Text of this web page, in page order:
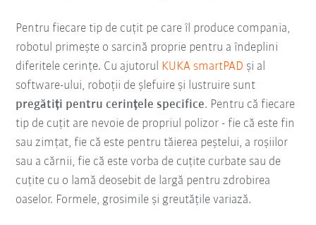
Pentru fiecare tip de cuțit pe care îl produce compania,
robotul primește o sarcină proprie pentru a îndeplini
diferitele cerințe. Cu ajutorul
KUKA smartPAD și al
software-ului, roboții de șlefuire și lustruire sunt
pregătiți pentru cerințele specifice. Pentru că fiecare
tip de cuțit are nevoie de propriul polizor - fie că este fin
sau zimțat, fie că este pentru tăierea peștelui, a roșiilor
sau a cărnii, fie că este vorba de cuțite curbate sau de
cuțite cu o lamă deosebit de largă pentru zdrobirea
oaselor. Formele, grosimile și greutățile variază.